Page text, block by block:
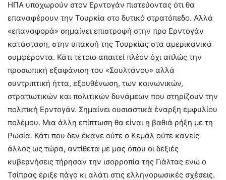
ΗΠΑ υποχωρούν στον Ερντογάν πιστεύοντας ότι θα
επαναφέρουν την Τουρκία στο δυτικό στρατόπεδο. Αλλά
«επαναφορά» σημαίνει επιστροφή στην προ Ερντογάν
κατάσταση, στην υπακοή της Τουρκίας στα αμερικανικά
συμφέροντα. Κάτι τέτοιο απαιτεί πλέον όχι απλώς την
προσωπική εξαφάνιση του «Σουλτάνου» αλλά
συντριπτική ήττα, εξουθένωση, των κοινωνικών,
στρατιωτικών και πολιτικών δυνάμεων που στηρίζουν την
πολιτική Ερντογάν. Σημαίνει ουσιαστικά έναρξη εμφυλίου
πολέμου. Μια άλλη επίπτωση θα είναι η βαθιά ρήξη με τη
Ρωσία. Κάτι που δεν έκανε ούτε ο Κεμάλ ούτε κανείς
άλλος ως τώρα, αντίθετα με μας όπου οι δεξιές
κυβερνήσεις τήρησαν την ισορροπία της Γιάλτας ενώ ο
Τσίπρας έριξε πάγο κι αλάτι στις ελληνορωσικές σχέσεις.